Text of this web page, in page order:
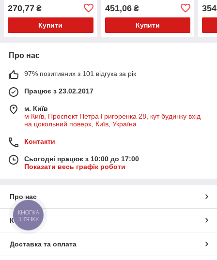
270,77 ₴
Купити
451,06₴
Купити
Про нас
97% позитивних з 101 відгука за рік
Працює з 23.02.2017
м. Київ
м Київ, Проспект Петра Григоренка 28, кут будинку вхід
на цокольний поверх, Київ, Україна
Контакти
Сьогодні працює з 10:00 до 17:00
Показати весь графік роботи
Про нас
Контакти
Доставка та оплата
КНОПКА
ЗВ'ЯЗКУ